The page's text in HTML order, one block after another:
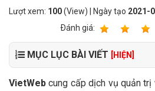
Lượt xem: 100(View) | Ngày tạo 2021-
Ðánh giá:
MỤC LỤC BÀI VIẾT [HIỆN]
VietWeb cung cấp dịch vụ quản